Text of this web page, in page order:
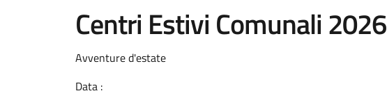
Centri Estivi Comunali 2026
Avventure d'estate
Data :